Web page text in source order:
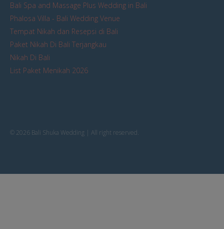
Bali Spa and Massage Plus Wedding in Bali
Phalosa Villa - Bali Wedding Venue
Tempat Nikah dan Resepsi di Bali
Paket Nikah Di Bali Terjangkau
Nikah Di Bali
List Paket Menikah 2026
© 2026 Bali Shuka Wedding | All right reserved.